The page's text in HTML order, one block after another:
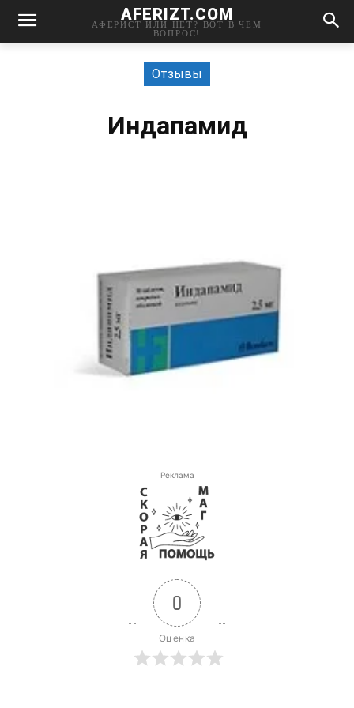
AFERIZT.COM
АФЕРИСТ ИЛИ НЕТ? ВОТ В ЧЕМ
ВОПРОС!
Отзывы
Индапамид
Реклама
0
Оценка